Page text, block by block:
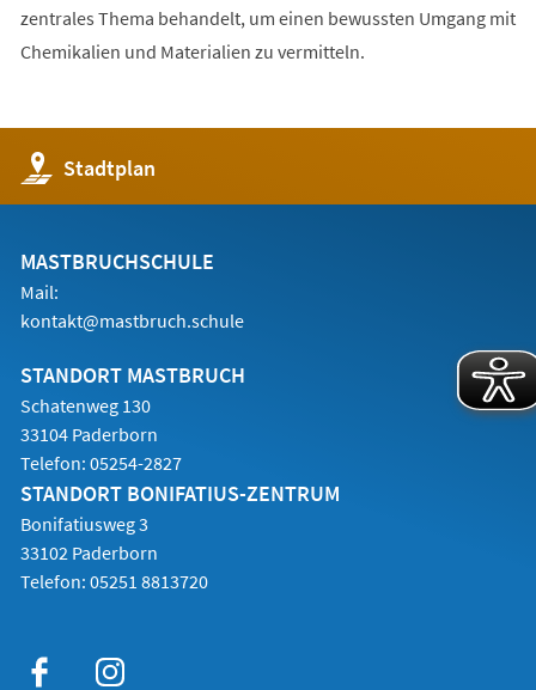
zentrales Thema behandelt, um einen bewussten Umgang mit
Chemikalien und Materialien zu vermitteln.
Stadtplan
(Öffnet
in
einem
Tab)
MASTBRUCHSCHULE
Mail:
kontakt@mastbruch.schule
STANDORT MASTBRUCH
Schatenweg 130
33104 Paderborn
Telefon: 05254-2827
STANDORT BONIFATIUS-ZENTRUM
Bonifatiusweg 3
33102 Paderborn
Telefon: 05251 8813720